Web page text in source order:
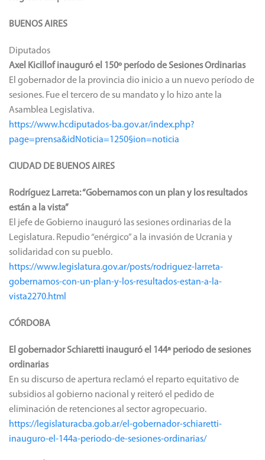
BUENOS AIRES
Diputados
Axel Kicillof inauguró el 150º período de Sesiones Ordinarias
El gobernador de la provincia dio inicio a un nuevo período de
sesiones. Fue el tercero de su mandato y lo hizo ante la
Asamblea Legislativa.
https://www.hcdiputados-ba.gov.ar/index.php?
page=prensa&idNoticia=1250§ion=noticia
CIUDAD DE BUENOS AIRES
Rodríguez Larreta: “Gobernamos con un plan y los resultados
están a la vista”
El jefe de Gobierno inauguró las sesiones ordinarias de la
Legislatura. Repudio “enérgico” a la invasión de Ucrania y
solidaridad con su pueblo.
https://www.legislatura.gov.ar/posts/rodriguez-larreta-
gobernamos-con-un-plan-y-los-resultados-estan-a-la-
vista2270.html
CÓRDOBA
El gobernador Schiaretti inauguró el 144ª periodo de sesiones
ordinarias
En su discurso de apertura reclamó el reparto equitativo de
subsidios al gobierno nacional y reiteró el pedido de
eliminación de retenciones al sector agropecuario.
https://legislaturacba.gob.ar/el-gobernador-schiaretti-
inauguro-el-144a-periodo-de-sesiones-ordinarias/